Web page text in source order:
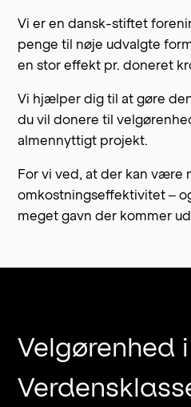
Vi er en dansk-stiftet
penge til nøje udvalgte
en stor effekt pr. doneret
Vi hjælper dig til at gøre
du vil donere til
almennyttigt projekt.
For vi ved, at der kan være
omkostningseffektivitet –
meget gavn der kommer
Velgørenhed i